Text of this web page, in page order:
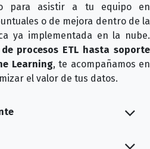
para asistir a tu equipo en
o de mejora dentro de la
ya implementada en la nube.
procesos ETL hasta soporte
Learning, te acompañamos en
el valor de tus datos.